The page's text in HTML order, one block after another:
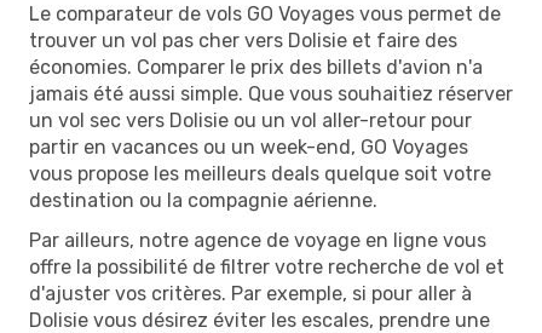
Le comparateur de vols GO Voyages vous permet de
trouver un vol pas cher vers Dolisie et faire des
économies. Comparer le prix des billets d'avion n'a
jamais été aussi simple. Que vous souhaitiez réserver
un vol sec vers Dolisie ou un vol aller-retour pour
partir en vacances ou un week-end, GO Voyages
vous propose les meilleurs deals quelque soit votre
destination ou la compagnie aérienne.
Par ailleurs, notre agence de voyage en ligne vous
offre la possibilité de filtrer votre recherche de vol et
d'ajuster vos critères. Par exemple, si pour aller à
Dolisie vous désirez éviter les escales, prendre une